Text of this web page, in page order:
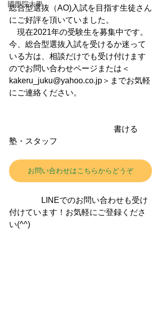
國學院大學
総合型選抜（AO)入試を目指す生徒さん
にご好評を頂いていました。
現在2021年の受験生を募集中です。
今、総合型選抜入試を受けるか迷って
いる方は、相談だけでも受け付けます
のでお問い合わせページまたは＜
kakeru_juku@yahoo.co.jp ＞までお気軽
にご連絡ください。
書ける
塾・スタッフ
お問い合わせはこちらからどうぞ
LINEでのお問い合わせも受け
付けています！お気軽にご登録くださ
い(^^)